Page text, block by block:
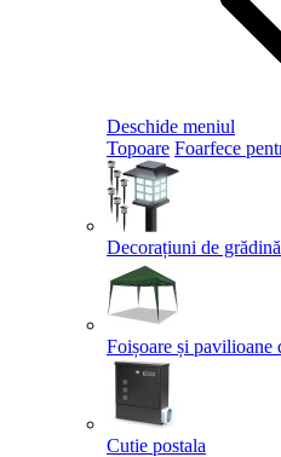
Deschide meniul
Topoare Foarfece
Decorațiuni de grădină
Foișoare și pavilioane
Cutie postala